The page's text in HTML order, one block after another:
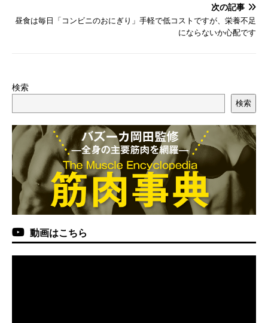
次の記事
昼食は毎日「コンビニのおにぎり」手軽で低コストですが、栄養不足
にならないか心配です
検索
検索
動画はこちら